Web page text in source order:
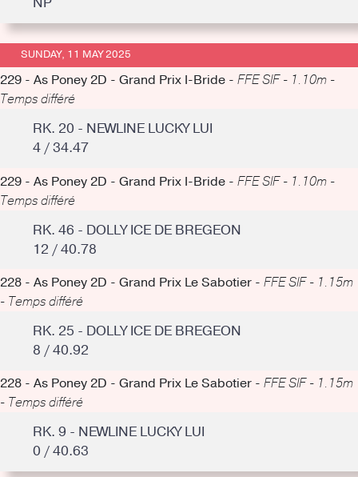
SUNDAY, 11 MAY 2025
229 - As Poney 2D - Grand Prix I-Bride - FFE SIF - 1.10m -
Temps différé
RK. 20 - NEWLINE LUCKY LUI
4 / 34.47
229 - As Poney 2D - Grand Prix I-Bride - FFE SIF - 1.10m -
Temps différé
RK. 46 - DOLLY ICE DE BREGEON
12 / 40.78
228 - As Poney 2D - Grand Prix Le Sabotier - FFE SIF - 1.15m
- Temps différé
RK. 25 - DOLLY ICE DE BREGEON
8 / 40.92
228 - As Poney 2D - Grand Prix Le Sabotier - FFE SIF - 1.15m
- Temps différé
RK. 9 - NEWLINE LUCKY LUI
0 / 40.63